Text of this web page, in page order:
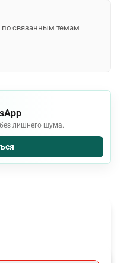
по связанным темам
лишнего шума.